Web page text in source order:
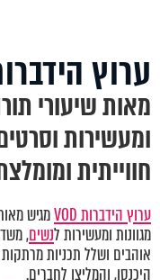
ערוץ
מאות שיעורי
ומעשירות
חווייתית
ערוץ הידברות VOD
מגיש
מגוונות ומעשירות לנשים,
אוהבים ושלל תכניות מרתקות
היכנסו, והמליצו לחברים.